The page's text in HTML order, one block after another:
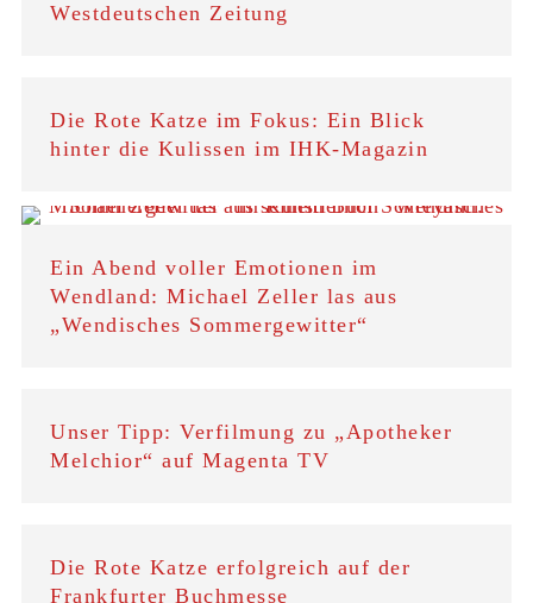
Westdeutschen Zeitung
Die Rote Katze im Fokus: Ein Blick
hinter die Kulissen im IHK-Magazin
Ein Abend voller Emotionen im
Wendland: Michael Zeller las aus
„Wendisches Sommergewitter“
Unser Tipp: Verfilmung zu „Apotheker
Melchior“ auf Magenta TV
Die Rote Katze erfolgreich auf der
Frankfurter Buchmesse